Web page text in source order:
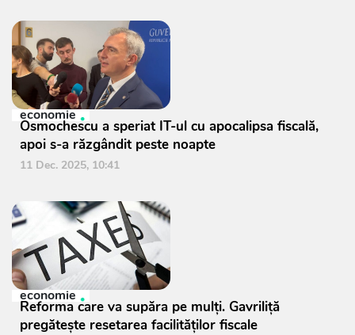
economie
Osmochescu a speriat IT-ul cu apocalipsa fiscală,
apoi s-a răzgândit peste noapte
11 Dec. 2025, 10:41
economie
Reforma care va supăra pe mulți. Gavriliță
pregătește resetarea facilităților fiscale